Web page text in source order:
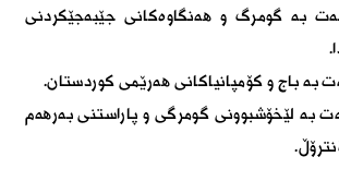
بە گومرگ و ھەنگاوەکانی جێبەجێکردنی
بە لێخۆشبوونی گومرگی و پاراستنی بەرھەم